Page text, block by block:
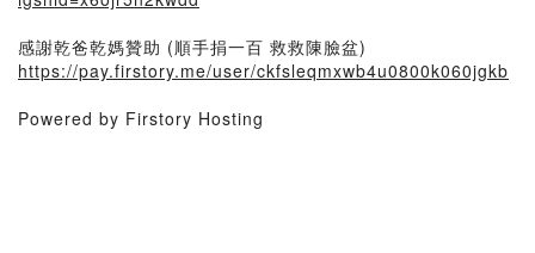
感謝乾爸乾媽贊助 (順手捐一百 救救陳臉盆)
https://pay.firstory.me/user/ckfsleqmxwb4u0800k060jgkb
Powered by Firstory Hosting